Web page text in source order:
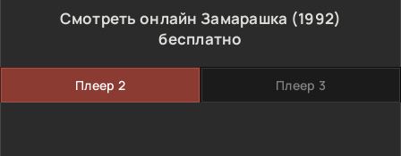
Смотреть онлайн Замарашка (1992)
бесплатно
Плеер 2 Плеер 3